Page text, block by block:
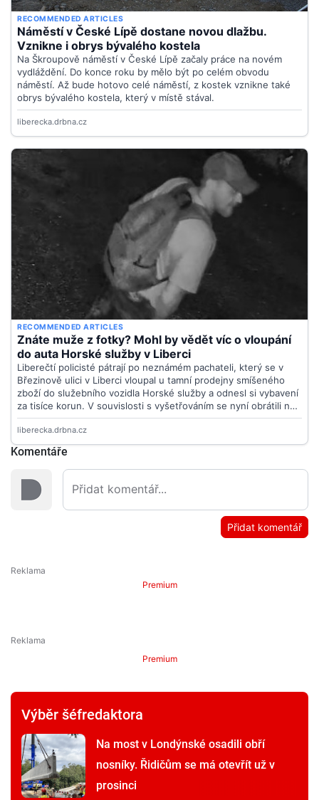
Komentáře
Přidat komentář
Premium
Premium
Výběr šéfredaktora
Na most v Londýnské osadili obří
nosníky. Řidičům se má otevřít už v
prosinci